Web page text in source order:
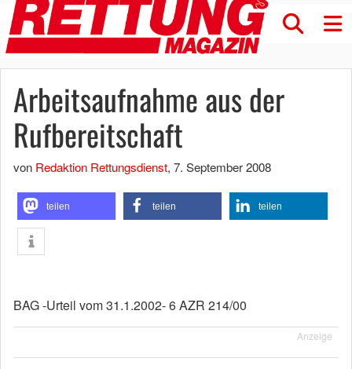
Arbeitsaufnahme aus der
Rufbereitschaft
von Redaktion Rettungsdienst, 7. September 2008
teilen teilen teilen
BAG -Urteil vom 31.1.2002- 6 AZR 214/00
Anzeige